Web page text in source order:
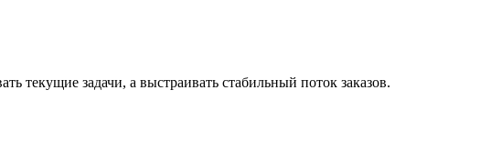
текущие задачи, а выстраивать стабильный поток заказов.